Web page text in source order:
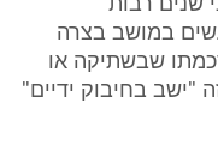
שנים רבות
במושב בצרה
שבשתיקה או
"ישב בחיבוק ידיים"